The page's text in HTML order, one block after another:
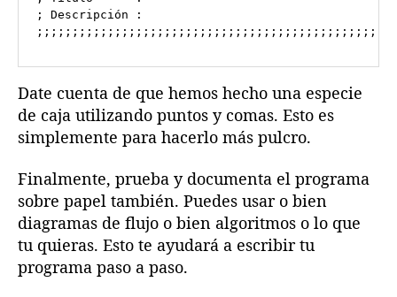
; Descripción :
Date cuenta de que hemos hecho una especie
de caja utilizando puntos y comas. Esto es
simplemente para hacerlo más pulcro.
Finalmente, prueba y documenta el programa
sobre papel también. Puedes usar o bien
diagramas de flujo o bien algoritmos o lo que
tu quieras. Esto te ayudará a escribir tu
programa paso a paso.